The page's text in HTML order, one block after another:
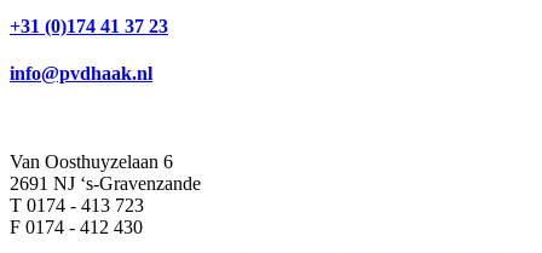
+31 (0)174 41 37 23
info@pvdhaak.nl
Van Oosthuyzelaan 6
2691 NJ ‘s-Gravenzande
T 0174 - 413 723
F 0174 - 412 430